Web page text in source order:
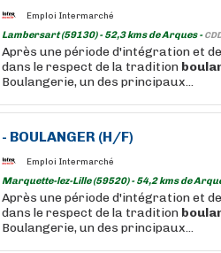
Emploi Intermarché
Lambersart (59130) - 52,3 kms de Arques -
Après une période d'intégration et
dans le respect de la tradition
Boulangerie, un des principaux...
- BOULANGER (H/F)
Emploi Intermarché
Marquette-lez-Lille (59520) - 54,2 kms de
Après une période d'intégration et
dans le respect de la tradition
Boulangerie, un des principaux...